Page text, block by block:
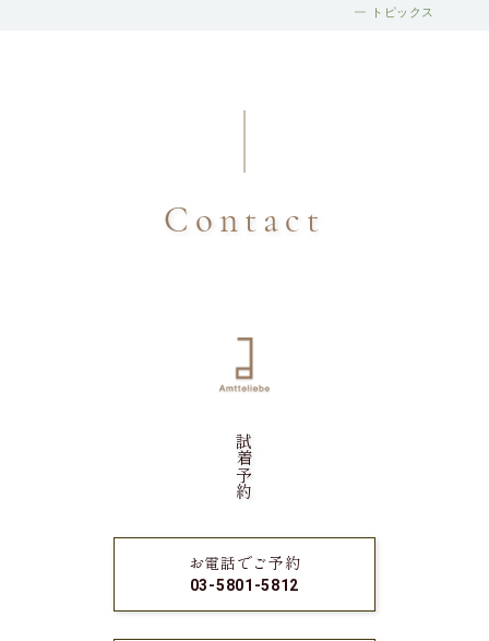
トピックス
Contact
試着予約
お電話でご予約
03-5801-5812